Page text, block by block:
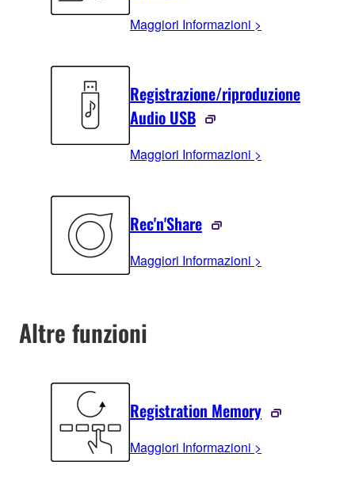
Maggiori Informazioni >
Registrazione/riproduzione
Audio USB
Maggiori Informazioni >
Rec'n'Share
Maggiori Informazioni >
Altre funzioni
Registration Memory
Maggiori Informazioni >